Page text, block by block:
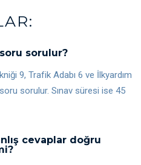
sorulur?
9, Trafik Adabı 6 ve İlkyardım
sorulur. Sınav süresi ise 45
cevaplar doğru